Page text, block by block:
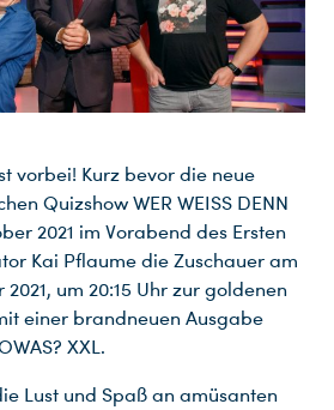
vorbei! Kurz bevor die neue
Quizshow WER WEISS DENN
2021 im Vorabend des Ersten
Kai Pflaume die Zuschauer am
um 20:15 Uhr zur goldenen
einer brandneuen Ausgabe
XXL.
Lust und Spaß an amüsanten